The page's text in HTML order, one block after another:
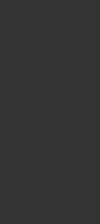
Nagy Péter a
aki-bator-es-